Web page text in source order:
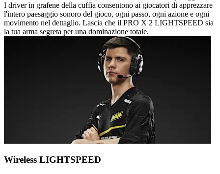
I driver in grafene della cuffia consentono ai giocatori di apprezzare
l'intero paesaggio sonoro del gioco, ogni passo, ogni azione e ogni
movimento nel dettaglio. Lascia che il PRO X 2 LIGHTSPEED sia
la tua arma segreta per una dominazione totale.
Wireless LIGHTSPEED